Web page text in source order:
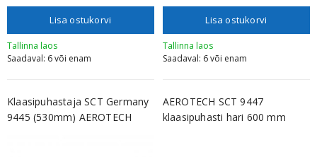
Lisa ostukorvi
Tallinna laos
Saadaval: 6 või enam
Lisa ostukorvi
Tallinna laos
Saadaval: 6 või enam
Klaasipuhastaja SCT Germany
9445 (530mm) AEROTECH
AEROTECH SCT 9447
klaasipuhasti hari 600 mm